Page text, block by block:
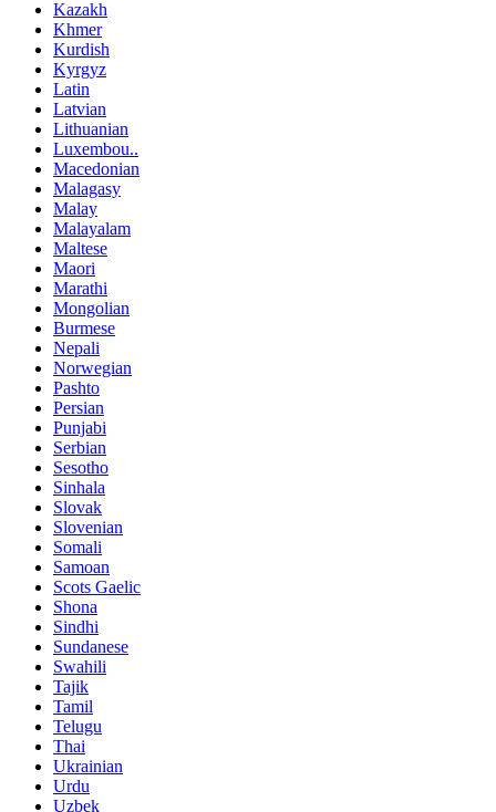
Kazakh
Khmer
Kurdish
Kyrgyz
Latin
Latvian
Lithuanian
Luxembou..
Macedonian
Malagasy
Malay
Malayalam
Maltese
Maori
Marathi
Mongolian
Burmese
Nepali
Norwegian
Pashto
Persian
Punjabi
Serbian
Sesotho
Sinhala
Slovak
Slovenian
Somali
Samoan
Scots Gaelic
Shona
Sindhi
Sundanese
Swahili
Tajik
Tamil
Telugu
Thai
Ukrainian
Urdu
Uzbek